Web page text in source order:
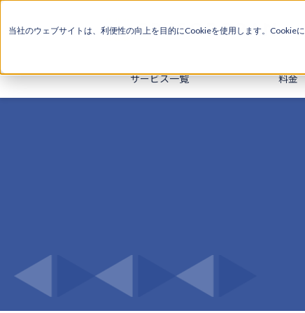
当社のウェブサイトは、利便性の向上を目的にCookieを使用します。Cookieに
サービス一覧 料金